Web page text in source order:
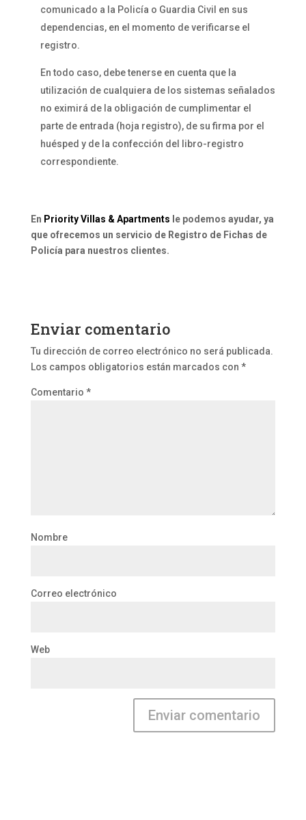
comunicado a la Policía o Guardia Civil en sus
dependencias, en el momento de verificarse el
registro.
En todo caso, debe tenerse en cuenta que la
utilización de cualquiera de los sistemas señalados
no eximirá de la obligación de cumplimentar el
parte de entrada (hoja registro), de su firma por el
huésped y de la confección del libro-registro
correspondiente.
En Priority Villas & Apartments le podemos ayudar, ya
que ofrecemos un servicio de Registro de Fichas de
Policía para nuestros clientes.
Enviar comentario
Tu dirección de correo electrónico no será publicada.
Los campos obligatorios están marcados con *
Comentario *
Nombre
Correo electrónico
Web